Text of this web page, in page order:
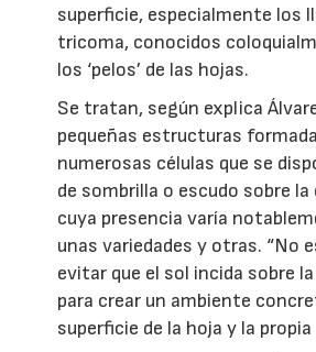
superficie, especialmente los
tricoma, conocidos
los ‘pelos’ de las hojas.
Se tratan, según explica
pequeñas estructuras
numerosas células que se
de sombrilla o escudo sobre la
cuya presencia varía
unas variedades y otras. “No
evitar que el sol incida sobre
para crear un ambiente
superficie de la hoja y la